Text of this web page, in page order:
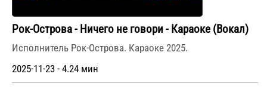
Рок-Острова - Ничего не говори - Караоке (Вокал)
Исполнитель Рок-Острова. Караоке 2025.
2025-11-23 - 4.24 мин